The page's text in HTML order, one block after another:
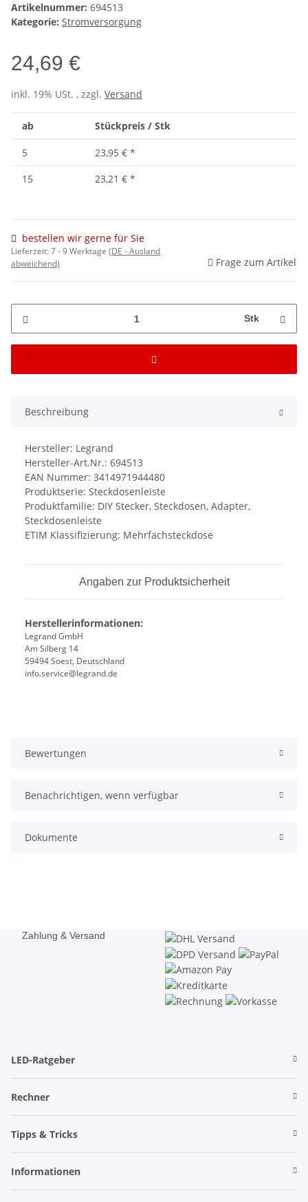
Artikelnummer: 694513
Kategorie: Stromversorgung
24,69 €
inkl. 19% USt. , zzgl. Versand
ab Stückpreis / Stk
5 23,95 € *
15
23,21 € *
bestellen wir gerne für Sie
Lieferzeit:7 - 9 Werktage (DE - Ausland
abweichend)
Frage zum Artikel
Stk
Beschreibung
Hersteller: Legrand
Hersteller-Art.Nr.: 694513
EAN Nummer: 3414971944480
Produktserie: Steckdosenleiste
Produktfamilie: DIY Stecker, Steckdosen, Adapter,
Steckdosenleiste
ETIM Klassifizierung: Mehrfachsteckdose
Angaben zur Produktsicherheit
Herstellerinformationen:
Legrand GmbH
Am Silberg 14
59494 Soest, Deutschland
info.service@legrand.de
Bewertungen
Benachrichtigen, wenn verfügbar
Dokumente
Zahlung & Versand
LED-Ratgeber
Rechner
Tipps & Tricks
Informationen